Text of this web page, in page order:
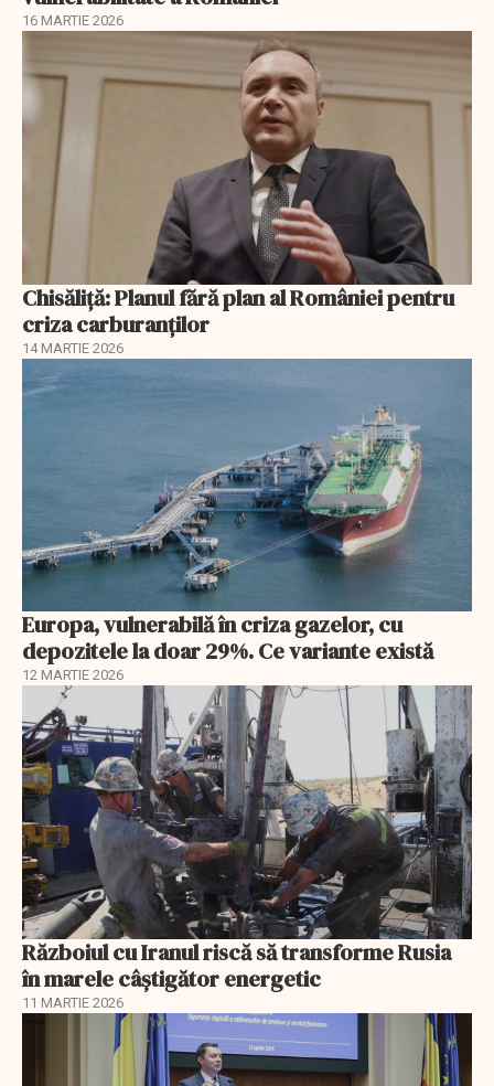
16 MARTIE 2026
Chisăliță: Planul fără plan al României pentru
criza carburanților
14 MARTIE 2026
Europa, vulnerabilă în criza gazelor, cu
depozitele la doar 29%. Ce variante există
12 MARTIE 2026
Războiul cu Iranul riscă să transforme Rusia
în marele câștigător energetic
11 MARTIE 2026